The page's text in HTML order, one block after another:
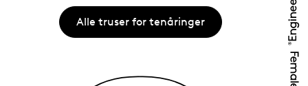
Alle truser for tenåringer